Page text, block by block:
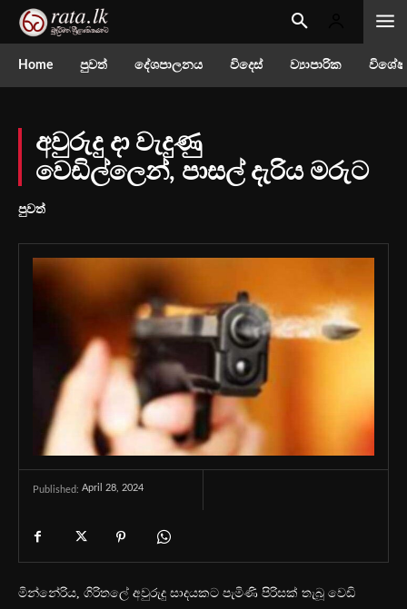
Home පුවත් දේශපාලනය විදෙස් ව්‍යාපාරික
අවුරුදු දා වැදුණු
වෙඩිල්ලෙන්, පාසල් දැරිය මරුට
පුවත්
Published: April 28, 2024
මින්නේරිය, ගිරිතලේ අවුරුදු සාදයකට පැමිණි පිරිසක් තැබූ වෙඩි